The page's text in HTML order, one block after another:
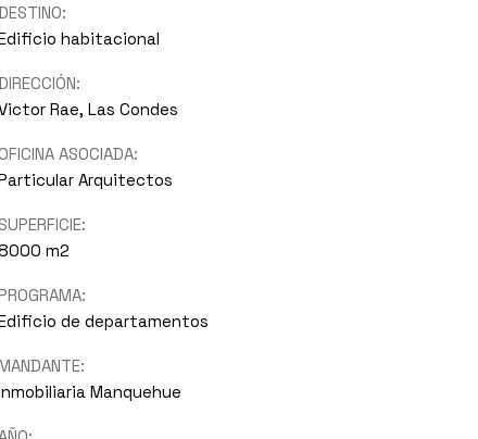
habitacional
Rae, Las Condes
ASOCIADA:
Arquitectos
SUPERFICIE:
m2
de departamentos
Manquehue